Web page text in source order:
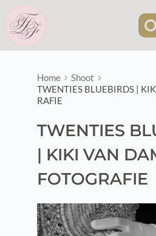
naar
inhoud
Home
Shoot
TWENTIES BLUEBIRDS |
RAFIE
TWENTIES
| KIKI VAN
FOTOGRAFIE